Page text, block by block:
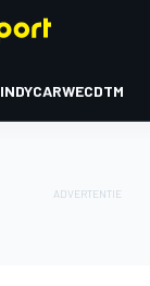
INDYCARWECDTM